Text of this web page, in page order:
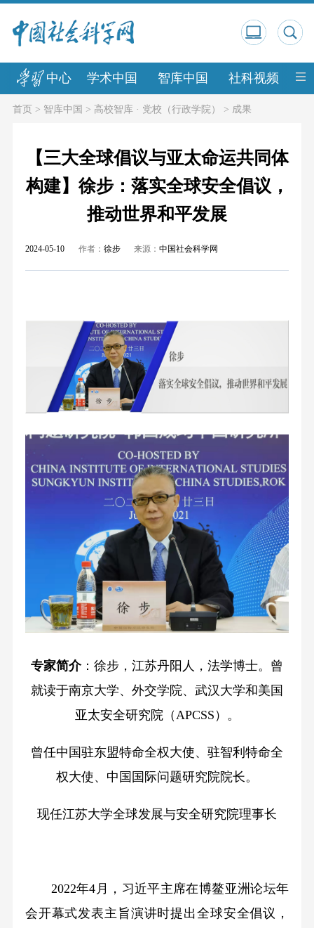
中心 学术中国 智库中国 社科视频 中
首页> 智库中国 > 高校智库 · 党校（行政学院） > 成果
【三大全球倡议与亚太命运共同体
构建】徐步：落实全球安全倡议，
推动世界和平发展
2024-05-10 作者： 徐步 来源：中国社会科学网
专家简介：徐步，江苏丹阳人，法学博士。曾
就读于南京大学、外交学院、武汉大学和美国
亚太安全研究院（APCSS）。
曾任中国驻东盟特命全权大使、驻智利特命全
权大使、中国国际问题研究院院长。
现任江苏大学全球发展与安全研究院理事长
2022年4月，习近平主席在博鳌亚洲论坛年
会开幕式发表主旨演讲时提出全球安全倡议，